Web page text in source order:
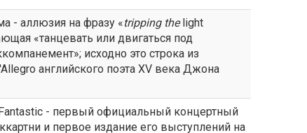
- аллюзия на фразу «trippingthelight
«танцевать или двигаться под
исходно это строка из
английского поэта XV века Джона
- первый официальный концертный
и первое издание его выступлений на